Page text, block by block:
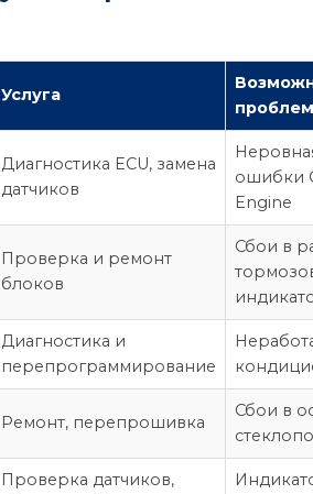
Услуга
Диагностика ECU, замена
датчиков
ошибки
Engine
Проверка и ремонт
блоков
Сбои в
Диагностика и
перепрограммирование
Ремонт, перепрошивка
Сбои в
Проверка датчиков,